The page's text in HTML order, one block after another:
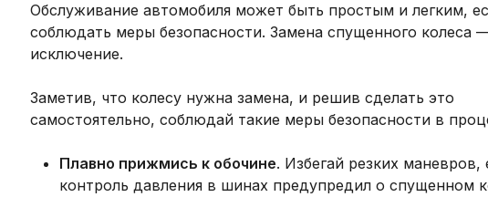
Обслуживание автомобиля может быть простым и легким,
соблюдать меры безопасности. Замена спущенного колеса
исключение.
Заметив, что колесу нужна замена, и решив сделать это
самостоятельно, соблюдай такие меры безопасности в
Плавно прижмись к обочине. Избегай резких маневров,
контроль давления в шинах предупредил о спущенном